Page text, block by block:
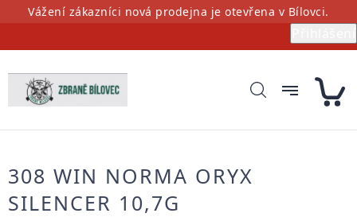
PřejítVážení zákazníci nová prodejna je otevřena v Bílovci.
308 WIN NORMA ORYX
SILENCER 10,7G